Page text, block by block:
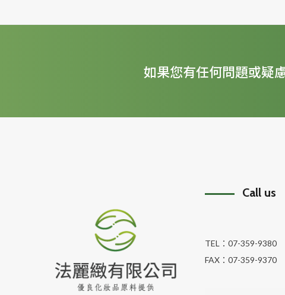
如果您有任何問題或疑
Call us
TEL：07-359-9380
FAX：07-359-9370